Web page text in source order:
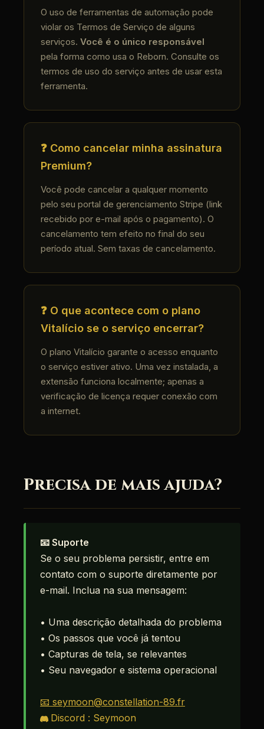
O uso de ferramentas de automação pode
violar os Termos de Serviço de alguns
serviços. Você é o único responsável
pela forma como usa o Reborn. Consulte os
termos de uso do serviço antes de usar esta
ferramenta.
❓ Como cancelar minha assinatura
Premium?
Você pode cancelar a qualquer momento
pelo seu portal de gerenciamento Stripe (link
recebido por e-mail após o pagamento). O
cancelamento tem efeito no final do seu
período atual. Sem taxas de cancelamento.
❓ O que acontece com o plano
Vitalício se o serviço encerrar?
O plano Vitalício garante o acesso enquanto
o serviço estiver ativo. Uma vez instalada, a
extensão funciona localmente; apenas a
verificação de licença requer conexão com
a internet.
Precisa de mais ajuda?
📧 Suporte
Se o seu problema persistir, entre em
contato com o suporte diretamente por
e-mail. Inclua na sua mensagem:
• Uma descrição detalhada do problema
• Os passos que você já tentou
• Capturas de tela, se relevantes
• Seu navegador e sistema operacional
📧 seymoon@constellation-89.fr
Discord : Seymoon